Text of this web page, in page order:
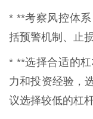
* **考察风控体
括预警机制、止
* **选择合适的
力和投资经验，
议选择较低的杠